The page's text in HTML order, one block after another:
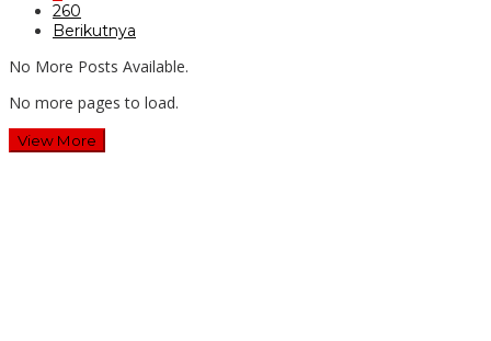
260
Berikutnya
No More Posts Available.
No more pages to load.
View More